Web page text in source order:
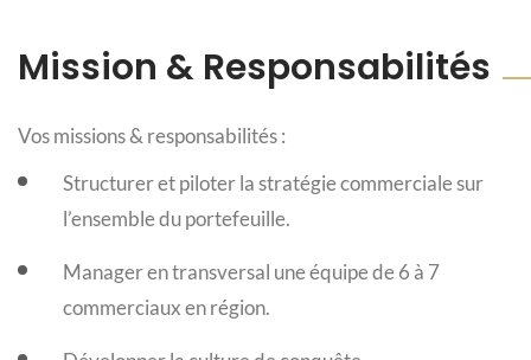
Mission & Responsabilités
Vos missions & responsabilités :
Structurer et piloter la stratégie commerciale sur
l’ensemble du portefeuille.
Manager en transversal une équipe de 6 à 7
commerciaux en région.